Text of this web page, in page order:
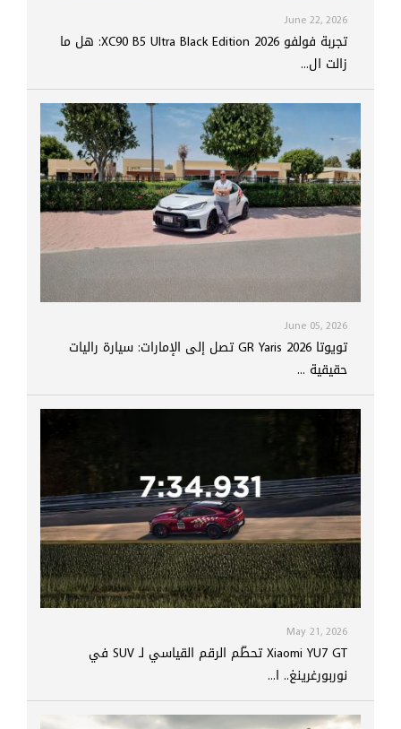
June 22, 2026
تجربة فولفو XC90 B5 Ultra Black Edition 2026: هل ما
زالت ال...
June 05, 2026
تويوتا GR Yaris 2026 تصل إلى الإمارات: سيارة راليات
حقيقية ...
May 21, 2026
Xiaomi YU7 GT تحطّم الرقم القياسي لـ SUV في
نوربورغرينغ.. ا...